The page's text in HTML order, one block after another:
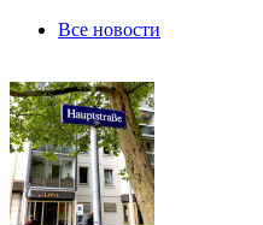
Все новости